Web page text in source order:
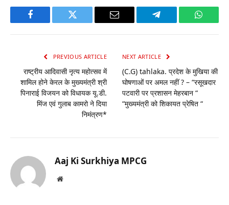
Facebook Twitter Email Telegram
PREVIOUS ARTICLE
राष्ट्रीय आदिवासी नृत्य महोत्सव में
शामिल होने केरल के मुख्यमंत्री श्री
पिनाराई विजयन को विधायक यू.डी.
मिंज एवं गुलाब कामरो ने दिया
निमंत्रण*
NEXT ARTICLE
(C.G) tahlaka. प्रदेश के मुखिया की
घोषणाओं पर अमल नहीं ? – “रसूखदार
पटवारी पर प्रशासन मेहरबान “
“मुख्यमंत्री को शिकायत प्रेषित “
Aaj Ki Surkhiya MPCG
Website